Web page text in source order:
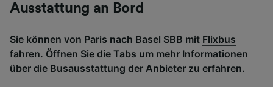
Ausstattung an Bord
Sie können von Paris nach Basel SBB mit Flixbus
fahren. Öffnen Sie die Tabs um mehr Informationen
über die Busausstattung der Anbieter zu erfahren.